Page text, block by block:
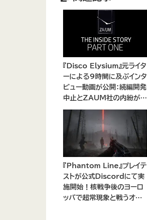
『Disco Elysium』元ライタ
ーによる9時間に及ぶインタ
ビュー動画が公開：続編開発
中止とZAUM社の内紛が浮
き彫りに
『Phantom Line』プレイテ
ストが公式Discordにて実
施開始！核戦争後のヨーロ
ッパで超常現象と戦うオー